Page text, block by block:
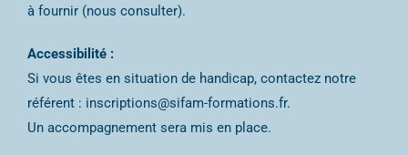
à fournir (nous consulter).
Accessibilité :
Si vous êtes en situation de handicap, contactez notre
référent : inscriptions@sifam-formations.fr.
Un accompagnement sera mis en place.